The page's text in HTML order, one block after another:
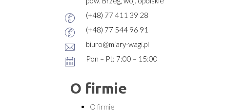
(+48) 77 411 39 28
(+48) 77 544 96 91
biuro@miary-wagi.pl
Pon – Pt: 7:00 – 15:00
O firmie
O firmie